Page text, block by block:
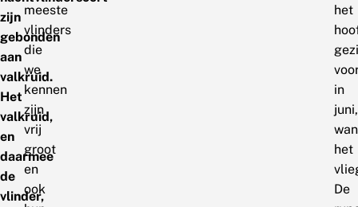
zijn
gebonden
aan
valkruid.
Het
valkruid,
en
daarmee
de
vlinder,
meeste
vlinders
die
we
kennen
zijn
vrij
groot
en
ook
het
in
juni,
het
De